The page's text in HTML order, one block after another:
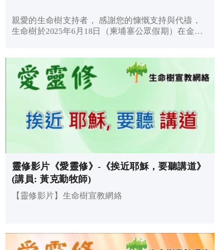
親愛的生命樹支持者， 感謝您的慷慨支持與代禱，
生命樹於2025年6月18日（柬埔寨公眾假期）在金邊
穌」。此次活動以福...
靈修影片《愛靈修》-《挨近耶穌，要聽講道》
(講員: 黃克勤牧師)
【靈修影片】生命樹宣教網絡